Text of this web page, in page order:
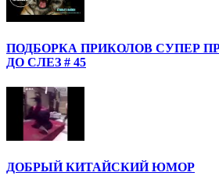
ПОДБОРКА ПРИКОЛОВ СУПЕР
ДО СЛЕЗ # 45
ДОБРЫЙ КИТАЙСКИЙ ЮМОР